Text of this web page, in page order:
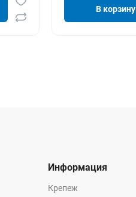
В корзину
Информация
Крепеж